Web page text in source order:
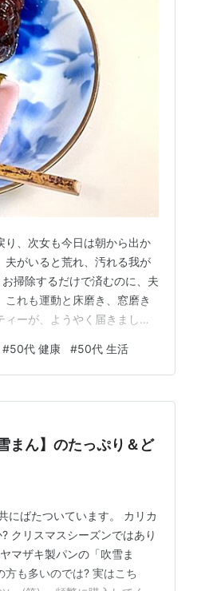
り、次女も今日は朝から出か
夫がいると荒れ、汚れる我が
掃除するだけで済むのに、夫
れも運動と床磨き、窓磨き
ーが、ようやく届きまし
ントリーピーチパッション
…
#50代 健康 #50代 生活
まん】のたっぷり＆ど
にばたついています。 カリカ
クリスマスシーズンではあり
マザキ製パンの「吹雪ま
も多いのでは? 実はこち